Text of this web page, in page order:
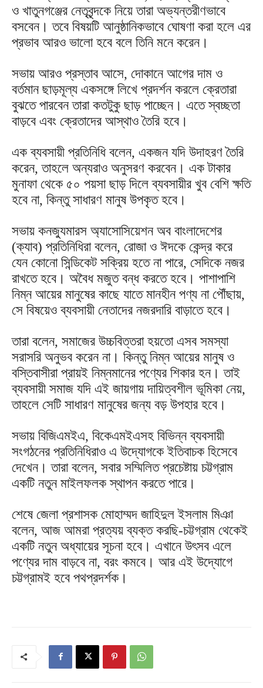
ও খাতুনগঞ্জের নেতৃবৃন্দকে নিয়ে তারা অভ্যন্তরীণভাবে
বসবেন। তবে বিষয়টি আনুষ্ঠানিকভাবে ঘোষণা করা হলে এর
প্রভাব আরও ভালো হবে বলে তিনি মনে করেন।
সভায় আরও প্রস্তাব আসে, দোকানে আগের দাম ও
বর্তমান ছাড়মূল্য একসঙ্গে লিখে প্রদর্শন করলে ক্রেতারা
বুঝতে পারবেন তারা কতটুকু ছাড় পাচ্ছেন। এতে স্বচ্ছতা
বাড়বে এবং ক্রেতাদের আস্থাও তৈরি হবে।
এক ব্যবসায়ী প্রতিনিধি বলেন, একজন যদি উদাহরণ তৈরি
করেন, তাহলে অন্যরাও অনুসরণ করবেন। এক টাকার
মুনাফা থেকে ৫০ পয়সা ছাড় দিলে ব্যবসায়ীর খুব বেশি ক্ষতি
হবে না, কিন্তু সাধারণ মানুষ উপকৃত হবে।
সভায় কনজ্যুমারস অ্যাসোসিয়েশন অব বাংলাদেশের
(ক্যাব) প্রতিনিধিরা বলেন, রোজা ও ঈদকে কেন্দ্র করে
যেন কোনো সিন্ডিকেট সক্রিয় হতে না পারে, সেদিকে নজর
রাখতে হবে। অবৈধ মজুত বন্ধ করতে হবে। পাশাপাশি
নিম্ন আয়ের মানুষের কাছে যাতে মানহীন পণ্য না পৌঁছায়,
সে বিষয়েও ব্যবসায়ী নেতাদের নজরদারি বাড়াতে হবে।
তারা বলেন, সমাজের উচ্চবিত্তরা হয়তো এসব সমস্যা
সরাসরি অনুভব করেন না। কিন্তু নিম্ন আয়ের মানুষ ও
বস্তিবাসীরা প্রায়ই নিম্নমানের পণ্যের শিকার হন। তাই
ব্যবসায়ী সমাজ যদি এই জায়গায় দায়িত্বশীল ভূমিকা নেয়,
তাহলে সেটি সাধারণ মানুষের জন্য বড় উপহার হবে।
সভায় বিজিএমইএ, বিকেএমইএসহ বিভিন্ন ব্যবসায়ী
সংগঠনের প্রতিনিধিরাও এ উদ্যোগকে ইতিবাচক হিসেবে
দেখেন। তারা বলেন, সবার সম্মিলিত প্রচেষ্টায় চট্টগ্রাম
একটি নতুন মাইলফলক স্থাপন করতে পারে।
শেষে জেলা প্রশাসক মোহাম্মদ জাহিদুল ইসলাম মিঞা
বলেন, আজ আমরা প্রত্যয় ব্যক্ত করছি-চট্টগ্রাম থেকেই
একটি নতুন অধ্যায়ের সূচনা হবে। এখানে উৎসব এলে
পণ্যের দাম বাড়বে না, বরং কমবে। আর এই উদ্যোগে
চট্টগ্রামই হবে পথপ্রদর্শক।